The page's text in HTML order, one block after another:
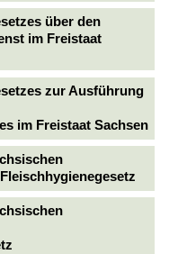
über den
im Freistaat
zur Ausführung
im Freistaat Sachsen